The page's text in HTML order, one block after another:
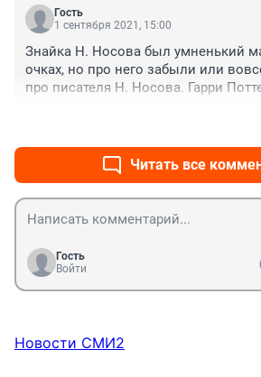
Гость
1 сентября 2021, 15:00
Знайка Н. Носова был умненький
очках, но про него забыли или
про писателя Н. Носова. Гарри
Читать все
Гость
Войти
Новости СМИ2